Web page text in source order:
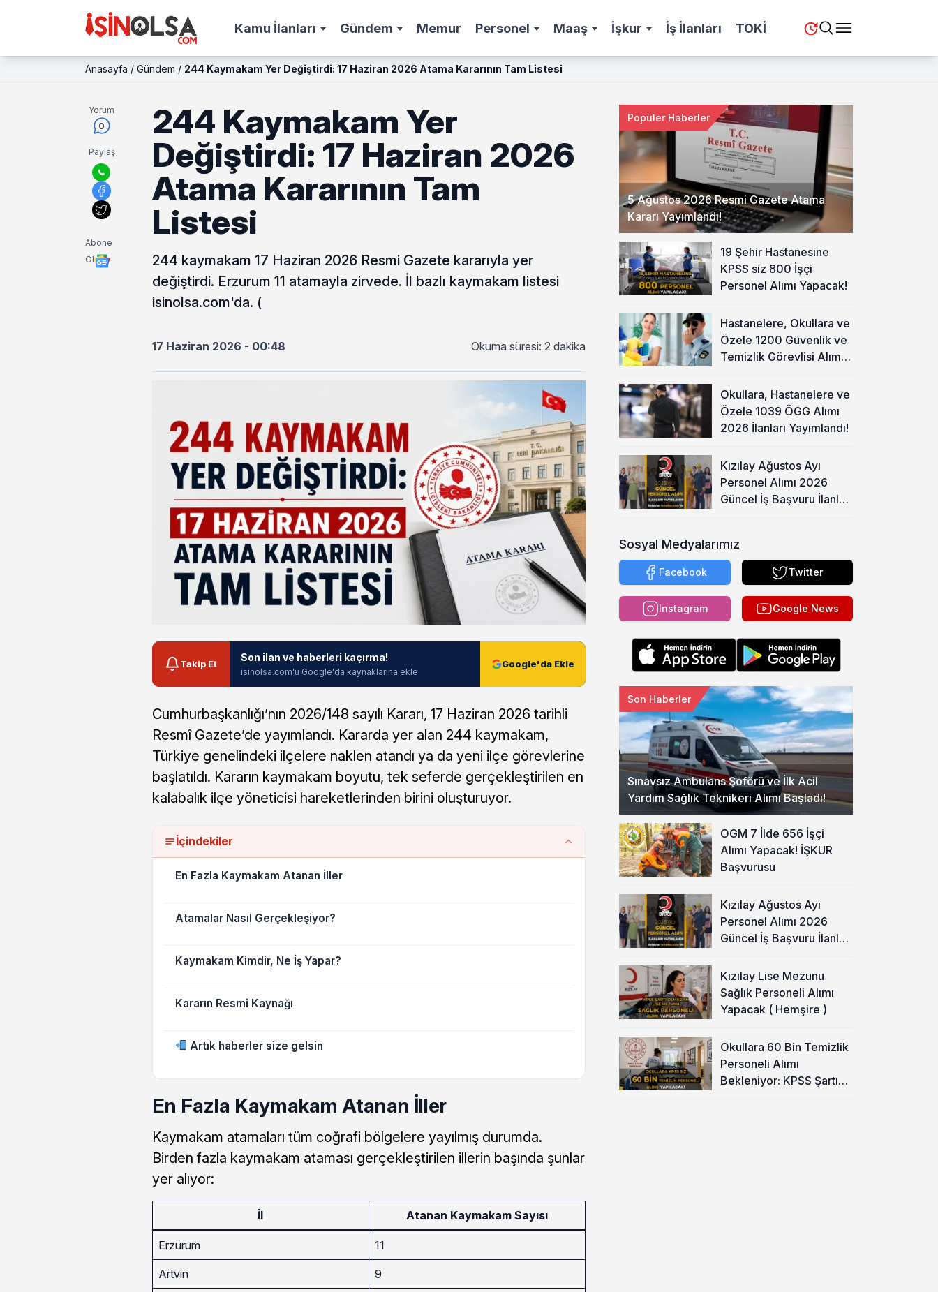
Kamu İlanları Gündem Memur Personel Maaş İşkur İş İlanları TOKİ
Anasayfa / Gündem / 244 Kaymakam Yer Değiştirdi: 17 Haziran 2026 Atama Kararının Tam Listesi
Yorum
0
Paylaş
Abone
Ol
244 Kaymakam Yer
Değiştirdi: 17 Haziran 2026
Atama Kararının Tam
Listesi
244 kaymakam 17 Haziran 2026 Resmi Gazete kararıyla yer
değiştirdi. Erzurum 11 atamayla zirvede. İl bazlı kaymakam listesi
isinolsa.com'da. (
17 Haziran 2026 - 00:48 Okuma süresi: 2 dakika
Takip Et
Son ilan ve haberleri kaçırma!
isinolsa.com'u Google'da kaynaklarına ekle
Google'da Ekle
Cumhurbaşkanlığı’nın 2026/148 sayılı Kararı, 17 Haziran 2026 tarihli
Resmî Gazete’de yayımlandı. Kararda yer alan 244 kaymakam,
Türkiye genelindeki ilçelere naklen atandı ya da yeni ilçe görevlerine
başlatıldı. Kararın kaymakam boyutu, tek seferde gerçekleştirilen en
kalabalık ilçe yöneticisi hareketlerinden birini oluşturuyor.
İçindekiler
En Fazla Kaymakam Atanan İller
Atamalar Nasıl Gerçekleşiyor?
Kaymakam Kimdir, Ne İş Yapar?
Kararın Resmi Kaynağı
Artık haberler size gelsin
En Fazla Kaymakam Atanan İller
Kaymakam atamaları tüm coğrafi bölgelere yayılmış durumda.
Birden fazla kaymakam ataması gerçekleştirilen illerin başında şunlar
yer alıyor:
İl Atanan Kaymakam Sayısı
Erzurum 11
Artvin 9
5 Ağustos 2026 Resmi Gazete Atama
Kararı Yayımlandı!
Popüler Haberler
19 Şehir Hastanesine
KPSS siz 800 İşçi
Personel Alımı Yapacak!
Hastanelere, Okullara ve
Özele 1200 Güvenlik ve
Temizlik Görevlisi Alımı
Okullara, Hastanelere ve
Özele 1039 ÖGG Alımı
2026 İlanları Yayımlandı!
Kızılay Ağustos Ayı
Personel Alımı 2026
Güncel İş Başvuru İlanları
Sosyal Medyalarımız
Facebook Twitter
Instagram Google News
Sınavsız Ambulans Şoförü ve İlk Acil
Yardım Sağlık Teknikeri Alımı Başladı!
Son Haberler
OGM 7 İlde 656 İşçi
Alımı Yapacak! İŞKUR
Başvurusu
Kızılay Ağustos Ayı
Personel Alımı 2026
Güncel İş Başvuru İlanları
Kızılay Lise Mezunu
Sağlık Personeli Alımı
Yapacak ( Hemşire )
Okullara 60 Bin Temizlik
Personeli Alımı
Bekleniyor: KPSS Şartı